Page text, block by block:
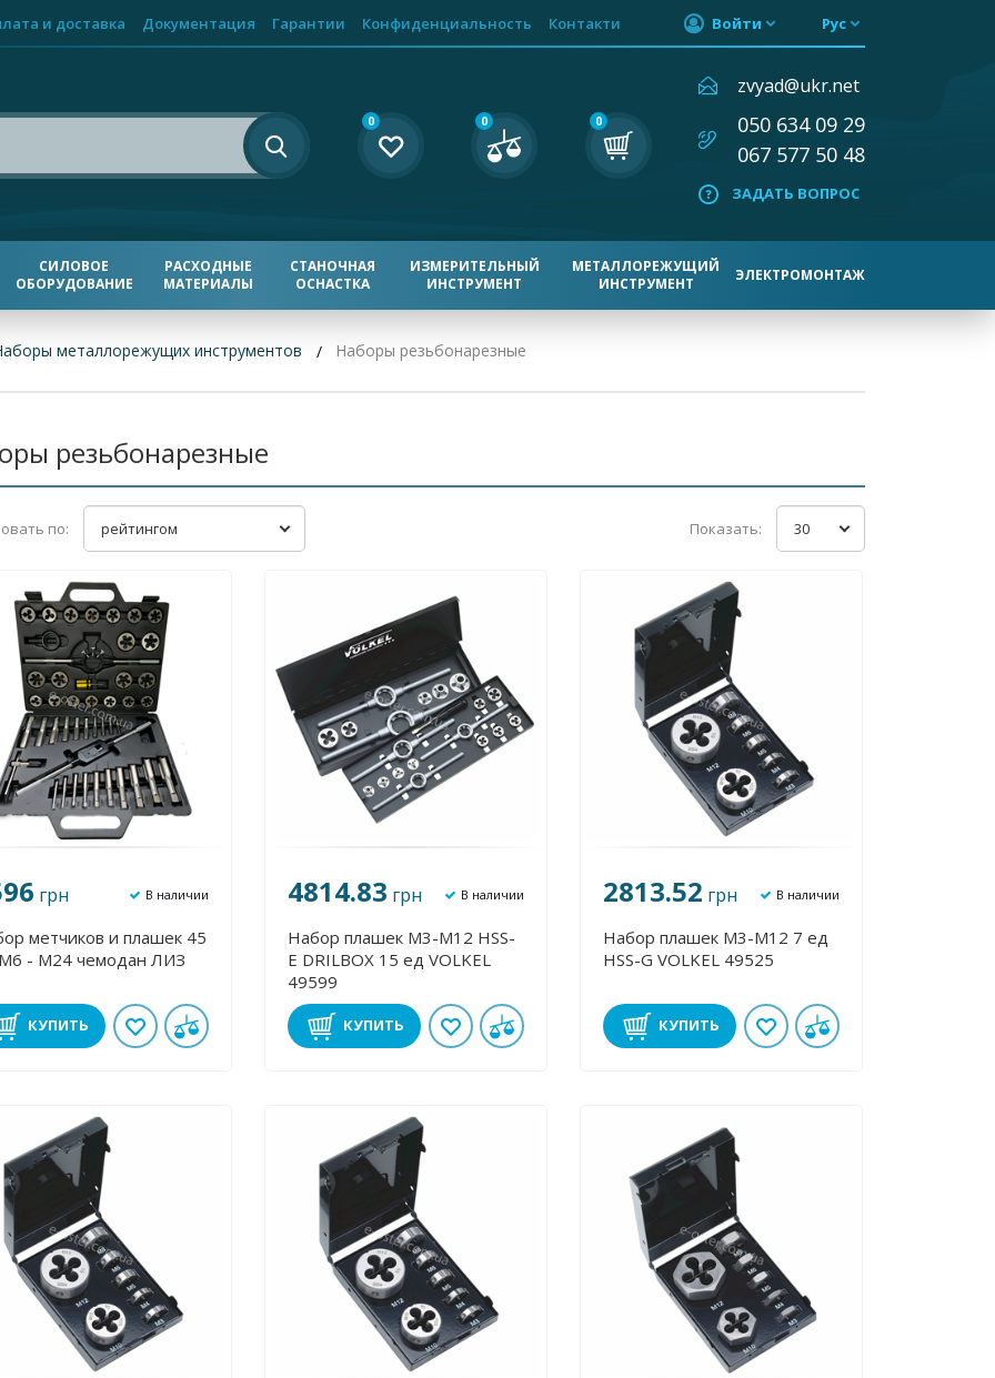
и доставка Документация Гарантии Конфиденциальность Контакти Войти Рус
0 0 0
zvyad@ukr.net
050 634 09 29
067 577 50 48
ЗАДАТЬ ВОПРОС
СИЛОВОЕ
ОБОРУДОВАНИЕ
РАСХОДНЫЕ
МАТЕРИАЛЫ
СТАНОЧНАЯ
ОСНАСТКА
ИЗМЕРИТЕЛЬНЫЙ
ИНСТРУМЕНТ
МЕТАЛЛОРЕЖУЩИЙ
ИНСТРУМЕНТ
ЭЛЕКТРОМОНТАЖ
металлорежущих инструментов Наборы резьбонарезные
резьбонарезные
по: рейтингом Показать: 30
грн В наличии
метчиков и плашек 45
- М24 чемодан ЛИЗ
КУПИТЬ
4814.83 грн В наличии
Набор плашек М3-М12 HSS-
E DRILBOX 15 ед VOLKEL
49599
КУПИТЬ
2813.52 грн В наличии
Набор плашек М3-М12 7 ед
HSS-G VOLKEL 49525
КУПИТЬ